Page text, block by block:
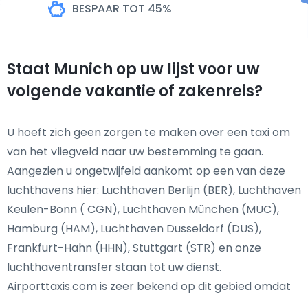
BESPAAR TOT 45%
Staat Munich op uw lijst voor uw
volgende vakantie of zakenreis?
U hoeft zich geen zorgen te maken over een taxi om
van het vliegveld naar uw bestemming te gaan.
Aangezien u ongetwijfeld aankomt op een van deze
luchthavens hier: Luchthaven Berlijn (BER), Luchthaven
Keulen-Bonn ( CGN), Luchthaven München (MUC),
Hamburg (HAM), Luchthaven Dusseldorf (DUS),
Frankfurt-Hahn (HHN), Stuttgart (STR) en onze
luchthaventransfer staan tot uw dienst.
Airporttaxis.com is zeer bekend op dit gebied omdat